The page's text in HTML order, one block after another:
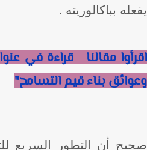
بباكالوريته.
مقالنا قراءة في
بناء قيم التسامح"
أن التطور السريع